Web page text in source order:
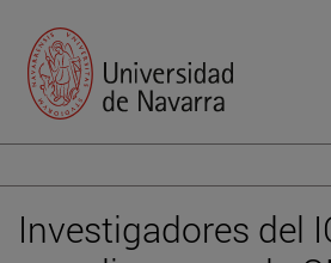
Investigadores del